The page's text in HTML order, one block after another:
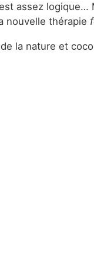
assez
nouvelle thérapie
la nature et